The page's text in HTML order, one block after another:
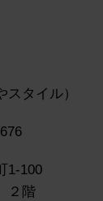
タイル）
1-100
２階